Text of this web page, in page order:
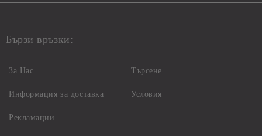
Бързи връзки:
За Нас
Информация за доставка
Рекламации
Търсене
Условия